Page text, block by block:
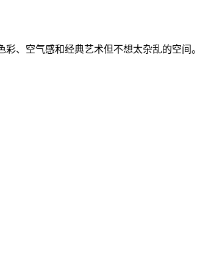
、空气感和经典艺术但不想太杂乱的空间。